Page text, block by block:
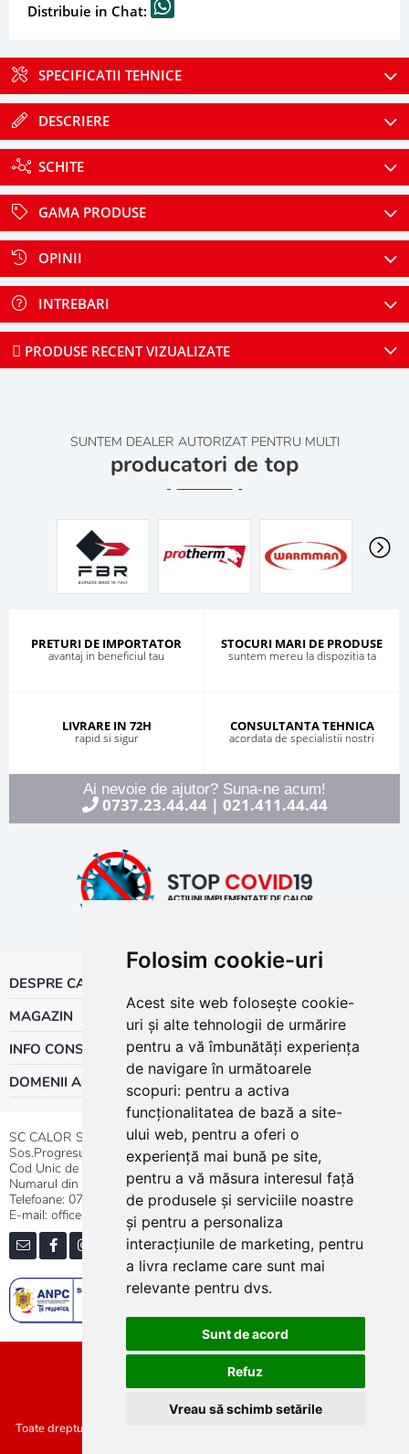
Folosim cookie-uri
Acest site web folosește cookie-
uri și alte tehnologii de urmărire
pentru a vă îmbunătăți experiența
de navigare în următoarele
scopuri: pentru a activa
funcționalitatea de bază a site-
ului web, pentru a oferi o
experiență mai bună pe site,
pentru a vă măsura interesul față
de produsele și serviciile noastre
și pentru a personaliza
interacțiunile de marketing, pentru
a livra reclame care sunt mai
relevante pentru dvs.
Sunt de acord
Refuz
Vreau să schimb setările
Distribuie in Chat:
SPECIFICATII TEHNICE
DESCRIERE
SCHITE
GAMA PRODUSE
OPINII
INTREBARI
PRODUSE RECENT VIZUALIZATE
SUNTEM DEALER AUTORIZAT PENTRU MULTI
producatori de top
PRETURI DE IMPORTATOR
avantaj in beneficiul tau
STOCURI MARI DE PRODUSE
suntem mereu la dispozitia ta
LIVRARE IN 72H
rapid si sigur
CONSULTANTA TEHNICA
acordata de specialistii nostri
Ai nevoie de ajutor? Suna-ne acum!
0737.23.44.44| 021.411.44.44
DESPRE CALOR
MAGAZIN
INFO CONSUMATOR
DOMENII ACTIVITATE
SC CALOR SRL
Sos.Progresului nr.30-40, Sector 5, Bucuresti
Cod Unic de Inregistrare: RO 3004724
Numarul din Registrul Comertului:J40/13176/1991
Telefoane: 0737.23.44.44|021.411.44.44
E-mail: office@calor.ro
Toate drepturile rezervate SC Calor SRL :: Copyright 2021 :: Realizat de